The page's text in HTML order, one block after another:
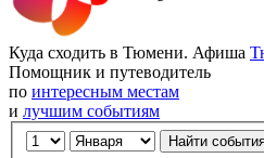
Куда сходить в Тюмени. Афиша
Помощник и путеводитель
по интересным местам
и лучшим событиям